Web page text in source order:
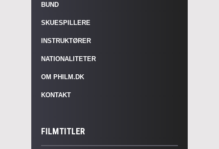
BUND
SKUESPILLERE
INSTRUKTØRER
NATIONALITETER
OM PHILM.DK
KONTAKT
FILMTITLER